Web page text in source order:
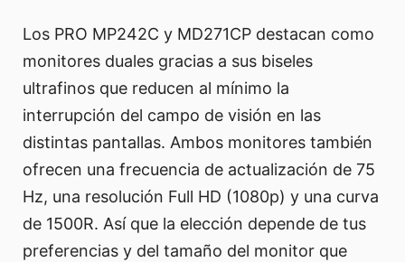
Los PRO MP242C y MD271CP destacan como
monitores duales gracias a sus biseles
ultrafinos que reducen al mínimo la
interrupción del campo de visión en las
distintas pantallas. Ambos monitores también
ofrecen una frecuencia de actualización de 75
Hz, una resolución Full HD (1080p) y una curva
de 1500R. Así que la elección depende de tus
preferencias y del tamaño del monitor que